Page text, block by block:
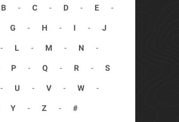
B - C - D - E -
G - H - I - J
- L - M - N -
P - Q - R - S
- U - V - W -
Y - Z - #